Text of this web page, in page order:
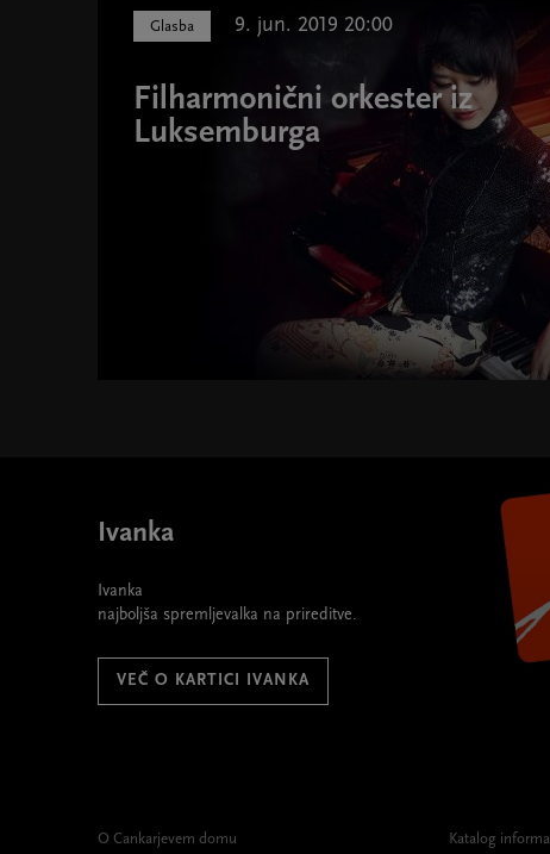
Glasba 9. jun. 2019 20:00
Filharmonični orkester iz
Luksemburga
Ivanka
Ivanka
najboljša spremljevalka na prireditve.
VEČ O KARTICI IVANKA
O Cankarjevem domu Katalog